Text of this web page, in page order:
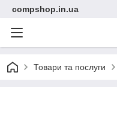
compshop.in.ua
Товари та послуги